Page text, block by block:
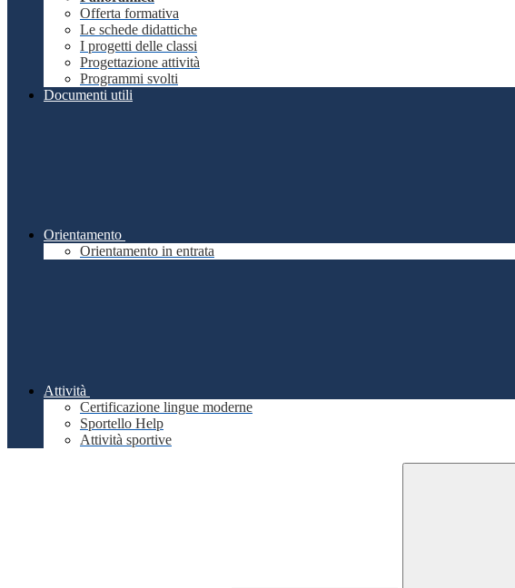
Offerta formativa
Le schede didattiche
I progetti delle classi
Progettazione attività
Programmi svolti
Documenti utili
Orientamento
Orientamento in entrata
Attività
Certificazione lingue moderne
Sportello Help
Attività sportive